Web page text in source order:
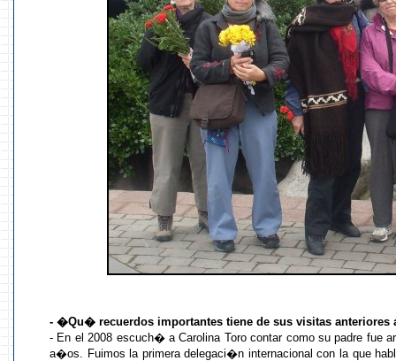
- �Qu� recuerdos importantes tiene de sus visitas anteriores
- En el 2008 escuch� a Carolina Toro contar como su padre fue
a�os. Fuimos la primera delegaci�n internacional con la que